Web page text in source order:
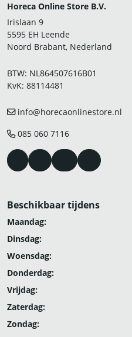
Horeca Online Store B.V.
Irislaan 9
5595 EH Leende
Noord Brabant, Nederland
BTW: NL864507616B01
KvK: 88114481
info@horecaonlinestore.nl
085 060 7116
Beschikbaar tijdens
Maandag:
Dinsdag:
Woensdag:
Donderdag:
Vrijdag:
Zaterdag:
Zondag: